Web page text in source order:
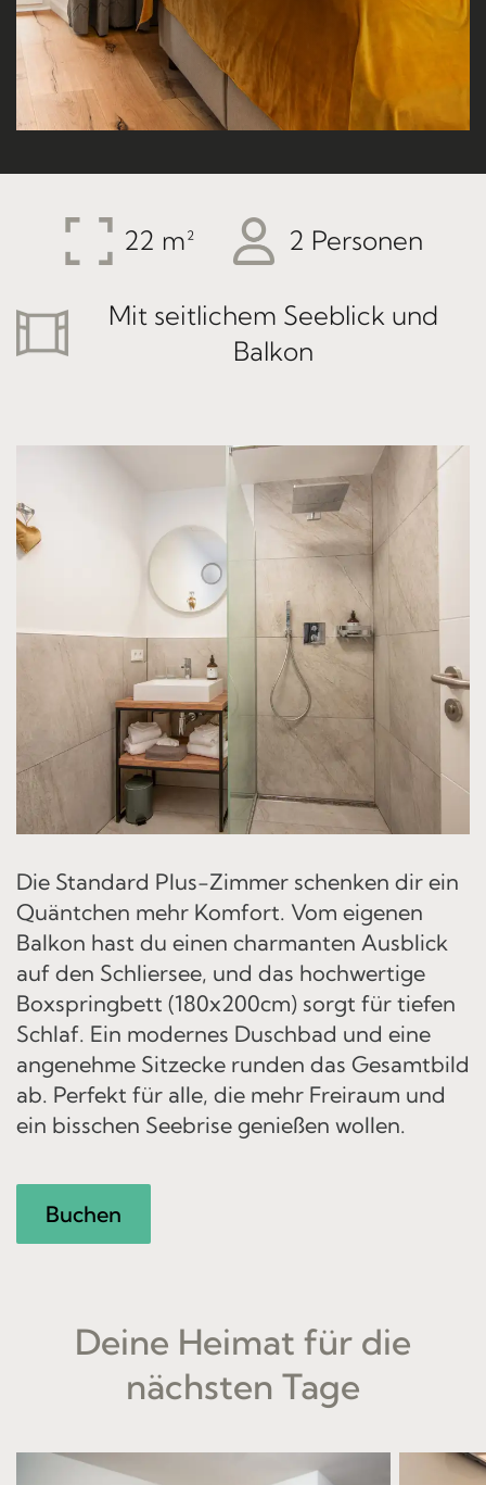
22 2 Personen
Mit seitlichem Seeblick und
Balkon
Die Standard Plus-Zimmer schenken dir ein
Quäntchen mehr Komfort. Vom eigenen
Balkon hast du einen charmanten Ausblick
auf den Schliersee, und das hochwertige
Boxspringbett (180x200cm) sorgt für tiefen
Schlaf. Ein modernes Duschbad und eine
angenehme Sitzecke runden das Gesamtbild
ab. Perfekt für alle, die mehr Freiraum und
ein bisschen Seebrise genießen wollen.
Buchen
Deine Heimat für die
nächsten Tage